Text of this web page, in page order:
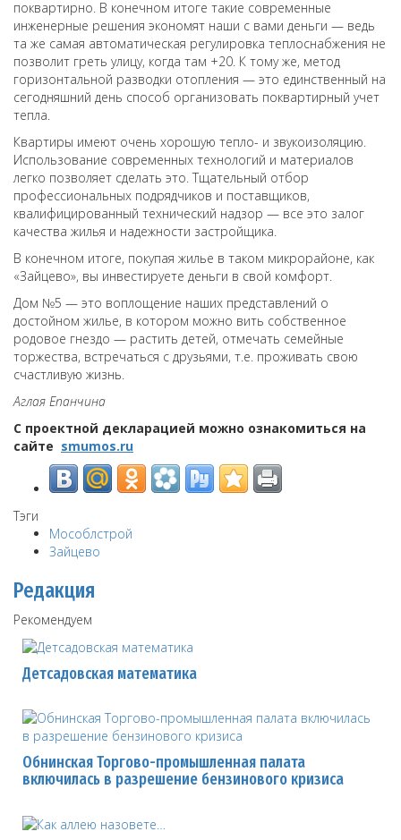
поквартирно. В конечном итоге такие современные
инженерные решения экономят наши с вами деньги — ведь
та же самая автоматическая регулировка теплоснабжения не
позволит греть улицу, когда там +20. К тому же, метод
горизонтальной разводки отопления — это единственный на
сегодняшний день способ организовать поквартирный учет
тепла.
Квартиры имеют очень хорошую тепло- и звукоизоляцию.
Использование современных технологий и материалов
легко позволяет сделать это. Тщательный отбор
профессиональных подрядчиков и поставщиков,
квалифицированный технический надзор — все это залог
качества жилья и надежности застройщика.
В конечном итоге, покупая жилье в таком микрорайоне, как
«Зайцево», вы инвестируете деньги в свой комфорт.
Дом №5 — это воплощение наших представлений о
достойном жилье, в котором можно вить собственное
родовое гнездо — растить детей, отмечать семейные
торжества, встречаться с друзьями, т.е. проживать свою
счастливую жизнь.
Аглая Епанчина
С проектной декларацией можно ознакомиться на
сайте smumos.ru
Тэги
Мособлстрой
Зайцево
Редакция
Рекомендуем
Детсадовская математика
Обнинская Торгово-промышленная палата
включилась в разрешение бензинового кризиса